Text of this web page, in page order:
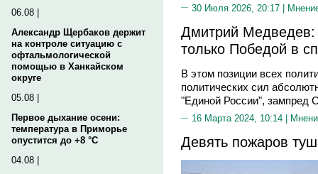
06.08 |
Александр Щербаков держит
на контроле ситуацию с
офтальмологической
помощью в Ханкайском
округе
05.08 |
Первое дыхание осени:
температура в Приморье
опустится до +8 °C
04.08 |
30 Июля 2026, 20:17 |
Дмитрий
только Победой в
В этом позиции всех
политических сил
"Единой России", зампред
16 Марта 2024, 10:14 |
Девять пожаров